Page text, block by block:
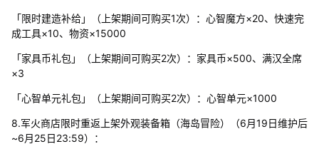
「限时建造补给」（上架期间可购买1次）：心智魔方×20、快速完
成工具×10、物资×15000
「家具币礼包」（上架期间可购买2次）：家具币×500、满汉全席
×3
「心智单元礼包」（上架期间可购买2次）：心智单元×1000
8.军火商店限时重返上架外观装备箱（海岛冒险）（6月19日维护后
~6月25日23:59）：